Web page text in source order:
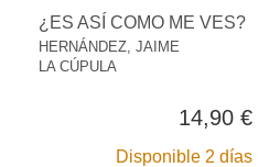
¿ES ASÍ COMO ME VES?
HERNÁNDEZ, JAIME
LA CÚPULA
14,90 €
Disponible 2 días